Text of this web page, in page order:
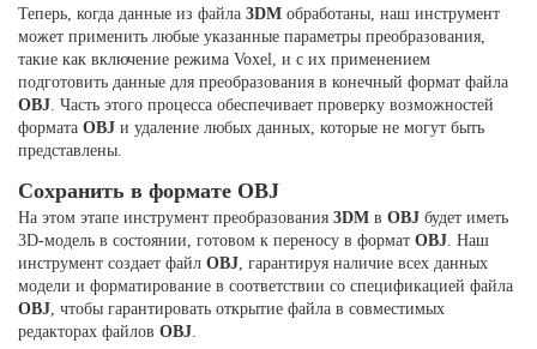
Теперь, когда данные из файла 3DM обработаны, наш инструмент
может применить любые указанные параметры преобразования,
такие как включение режима Voxel, и с их применением
подготовить данные для преобразования в конечный формат файла
OBJ. Часть этого процесса обеспечивает проверку возможностей
формата OBJ и удаление любых данных, которые не могут быть
представлены.
Сохранить в формате OBJ
На этом этапе инструмент преобразования 3DM в OBJ будет иметь
3D-модель в состоянии, готовом к переносу в формат OBJ. Наш
инструмент создает файл OBJ, гарантируя наличие всех данных
модели и форматирование в соответствии со спецификацией файла
OBJ, чтобы гарантировать открытие файла в совместимых
редакторах файлов OBJ.